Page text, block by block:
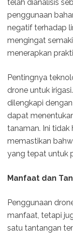
telah dianalisis
penggunaan
negatif terhadap
mengingat
menerapkan
Pentingnya
drone untuk
dilengkapi
dapat
tanaman. Ini
memastikan
yang tepat untuk
Manfaat dan
Penggunaan
manfaat, tetapi
satu tantangan